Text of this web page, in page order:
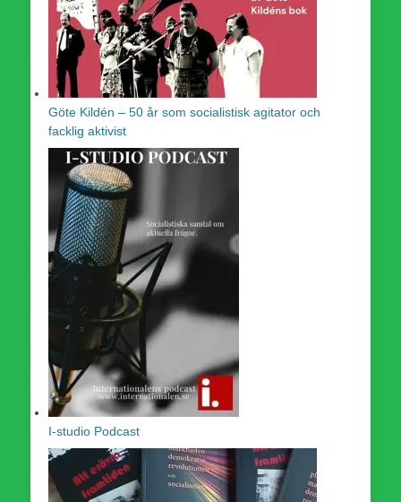
Göte Kildén – 50 år som socialistisk agitator och
facklig aktivist
I-studio Podcast